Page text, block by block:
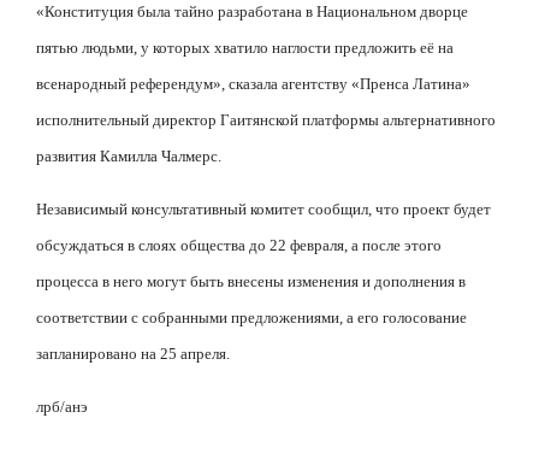
«Конституция была тайно разработана в Национальном дворце
пятью людьми, у которых хватило наглости предложить её на
всенародный референдум», сказала агентству «Пренса Латина»
исполнительный директор Гаитянской платформы альтернативного
развития Камилла Чалмерс.
Независимый консультативный комитет сообщил, что проект будет
обсуждаться в слоях общества до 22 февраля, а после этого
процесса в него могут быть внесены изменения и дополнения в
соответствии с собранными предложениями, а его голосование
запланировано на 25 апреля.
лрб/анэ